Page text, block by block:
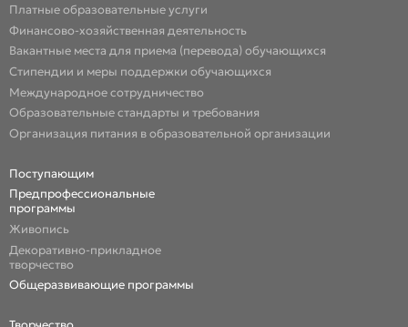
Платные образовательные услуги
Финансово-хозяйственная деятельность
Вакантные места для приема (перевода) обучающихся
Стипендии и меры поддержки обучающихся
Международное сотрудничество
Образовательные стандарты и требования
Организация питания в образовательной организации
Поступающим
Предпрофессиональные
программы
Живопись
Декоративно-прикладное
творчество
Общеразвивающие программы